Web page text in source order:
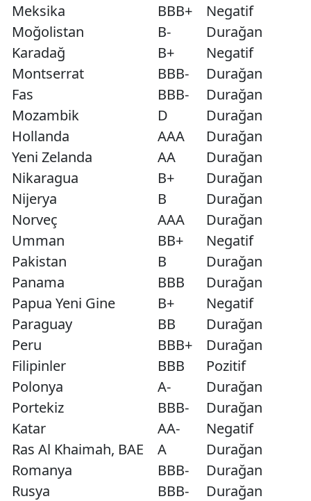
Meksika
BBB+
Negatif
Moğolistan
B-
Durağan
Karadağ
B+
Negatif
Montserrat
BBB-
Durağan
Fas
BBB-
Durağan
Mozambik
D
Durağan
Hollanda
AAA
Durağan
Yeni Zelanda
AA
Durağan
Nikaragua
B+
Durağan
Nijerya
B
Durağan
Norveç
AAA
Durağan
Umman
BB+
Negatif
Pakistan
B
Durağan
Panama
BBB
Durağan
Papua Yeni Gine
B+
Negatif
Paraguay
BB
Durağan
Peru
BBB+
Durağan
Filipinler
BBB
Pozitif
Polonya
A-
Durağan
Portekiz
BBB-
Durağan
Katar
AA-
Negatif
Ras Al Khaimah, BAE
A
Durağan
Romanya
BBB-
Durağan
Rusya
BBB-
Durağan